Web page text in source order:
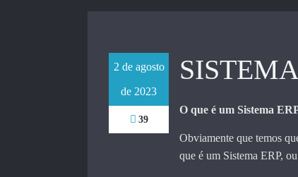
2 de agosto
de 2023
39
O que é um Sistema
Obviamente que temos
que é um Sistema ERP,